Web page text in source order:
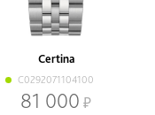
Certina
C0292071104100
81 000